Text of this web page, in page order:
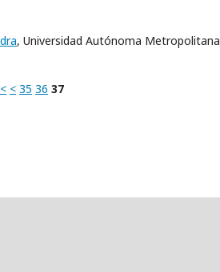
, Universidad Autónoma Metropolitana
< 35 36 37